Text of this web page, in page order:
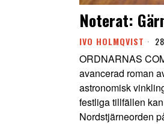
Noterat:
IVO HOLMQVIST
ORDNARNAS
avancerad roman
astronomisk
festliga tillfällen
Nordstjärneorden